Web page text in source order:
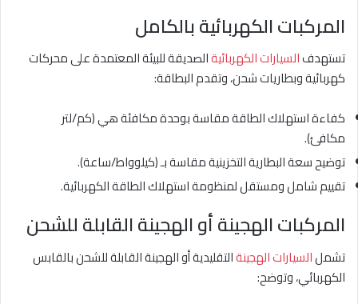
المركبات الكهربائية بالكامل
تستهدفالسيارات الكهربائيةالصديقة للبيئة المعتمدة على محركات
كهربائية وبطاريات شحن، وتقدم البطاقة:
كفاءة استهلاك الطاقة مقاسة بوحدة مكافئة هي (كم/لتر
مكافئ).
توضيح سعة البطارية التخزينية مقاسة بـ (كيلوواط/ساعة).
تقييم شامل ومستقل لمنظومة استهلاك الطاقة الكهربائية.
المركبات الهجينة أو الهجينة القابلة للشحن
تشملالسيارات الهجينةالتقليدية أو الهجينة القابلة للشحن بالقابس
الكهربائي، وتوضح: